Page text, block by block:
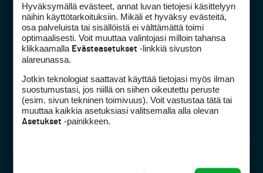
Golfpiste mediakortti
Golfpisteen yhteystiedot
DSA avoimuusraportti
Asiakaspalvelu
Hyväksymällä evästeet, annat luvan tietojesi käsittelyyn
näihin käyttötarkoituksiin. Mikäli et hyväksy evästeitä,
osa palveluista tai sisällöistä ei välttämättä toimi
optimaalisesti. Voit muuttaa valintojasi milloin tahansa
klikkaamalla Evästeasetukset -linkkiä sivuston
alareunassa.
Jotkin teknologiat saattavat käyttää tietojasi myös ilman
suostumustasi, jos niillä on siihen oikeutettu peruste
(esim. sivun tekninen toimivuus). Voit vastustaa tätä tai
muuttaa kaikkia asetuksiasi valitsemalla alla olevan
Asetukset -painikkeen.